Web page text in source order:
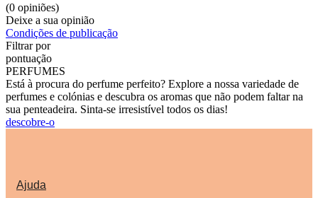
(0 opiniões)
Deixe a sua opinião
Condições de publicação
Filtrar por
pontuação
PERFUMES
Está à procura do perfume perfeito? Explore a nossa variedade de
perfumes e colónias e descubra os aromas que não podem faltar na
sua penteadeira. Sinta-se irresistível todos os dias!
descobre-o
Ajuda